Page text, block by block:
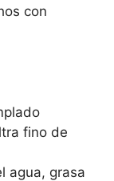
con
fino de
agua, grasa